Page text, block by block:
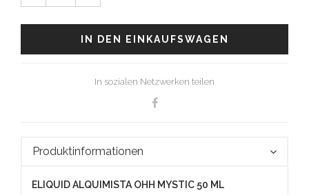
IN DEN EINKAUFSWAGEN
In sozialen Netzwerken teilen
Produktinformationen
ELIQUID ALQUIMISTA OHH MYSTIC 50 ML